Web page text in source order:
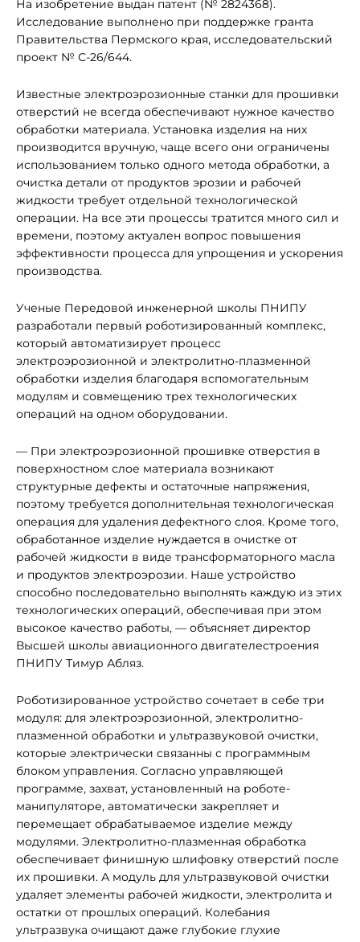
На изобретение выдан патент (№ 2824368).
Исследование выполнено при поддержке гранта
Правительства Пермского края, исследовательский
проект № С-26/644.
Известные электроэрозионные станки для прошивки
отверстий не всегда обеспечивают нужное качество
обработки материала. Установка изделия на них
производится вручную, чаще всего они ограничены
использованием только одного метода обработки, а
очистка детали от продуктов эрозии и рабочей
жидкости требует отдельной технологической
операции. На все эти процессы тратится много сил и
времени, поэтому актуален вопрос повышения
эффективности процесса для упрощения и ускорения
производства.
Ученые Передовой инженерной школы ПНИПУ
разработали первый роботизированный комплекс,
который автоматизирует процесс
электроэрозионной и электролитно-плазменной
обработки изделия благодаря вспомогательным
модулям и совмещению трех технологических
операций на одном оборудовании.
— При электроэрозионной прошивке отверстия в
поверхностном слое материала возникают
структурные дефекты и остаточные напряжения,
поэтому требуется дополнительная технологическая
операция для удаления дефектного слоя. Кроме того,
обработанное изделие нуждается в очистке от
рабочей жидкости в виде трансформаторного масла
и продуктов электроэрозии. Наше устройство
способно последовательно выполнять каждую из этих
технологических операций, обеспечивая при этом
высокое качество работы, — объясняет директор
Высшей школы авиационного двигателестроения
ПНИПУ Тимур Абляз.
Роботизированное устройство сочетает в себе три
модуля: для электроэрозионной, электролитно-
плазменной обработки и ультразвуковой очистки,
которые электрически связанны с программным
блоком управления. Согласно управляющей
программе, захват, установленный на роботе-
манипуляторе, автоматически закрепляет и
перемещает обрабатываемое изделие между
модулями. Электролитно-плазменная обработка
обеспечивает финишную шлифовку отверстий после
их прошивки. А модуль для ультразвуковой очистки
удаляет элементы рабочей жидкости, электролита и
остатки от прошлых операций. Колебания
ультразвука очищают даже глубокие глухие